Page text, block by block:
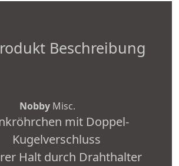
Beschreibung
NobbyMisc.
mit Doppel-
Kugelverschluss
Halt durch Drahthalter